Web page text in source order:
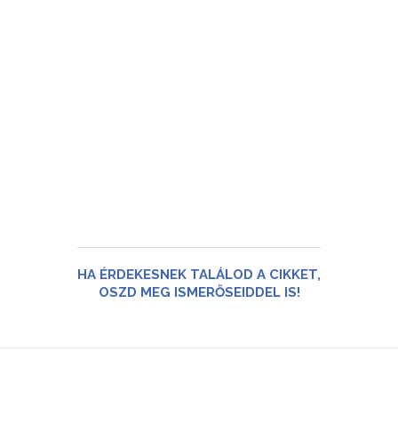
HA ÉRDEKESNEK TALÁLOD A CIKKET,
OSZD MEG ISMERŐSEIDDEL IS!